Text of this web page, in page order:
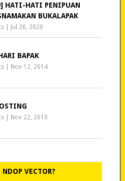
HATI-HATI PENIPUAN
BUKALAPAK
Jul 26, 2020
BAPAK
Nov 12, 2014
Nov 22, 2010
VECTOR?